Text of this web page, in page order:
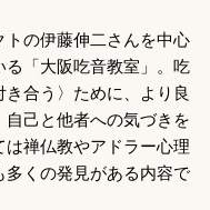
トの伊藤伸二さんを中心
「大阪吃音教室」。吃
合う〉ために、より良
己と他者への気づきを
禅仏教やアドラー心理
くの発見がある内容で